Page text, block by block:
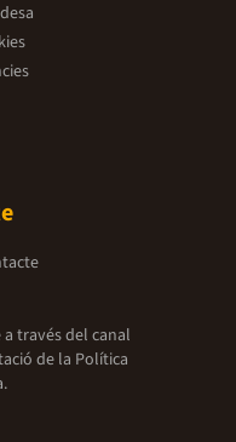
través del canal
de la Política